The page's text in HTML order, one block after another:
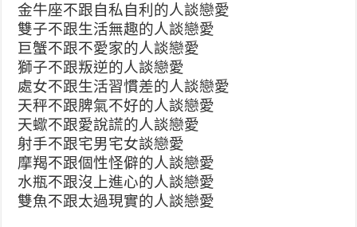
金牛座不跟自私自利的人談戀愛
雙子不跟生活無趣的人談戀愛
巨蟹不跟不愛家的人談戀愛
獅子不跟叛逆的人談戀愛
處女不跟生活習慣差的人談戀愛
天秤不跟脾氣不好的人談戀愛
天蠍不跟愛說謊的人談戀愛
射手不跟宅男宅女談戀愛
摩羯不跟個性怪僻的人談戀愛
水瓶不跟沒上進心的人談戀愛
雙魚不跟太過現實的人談戀愛